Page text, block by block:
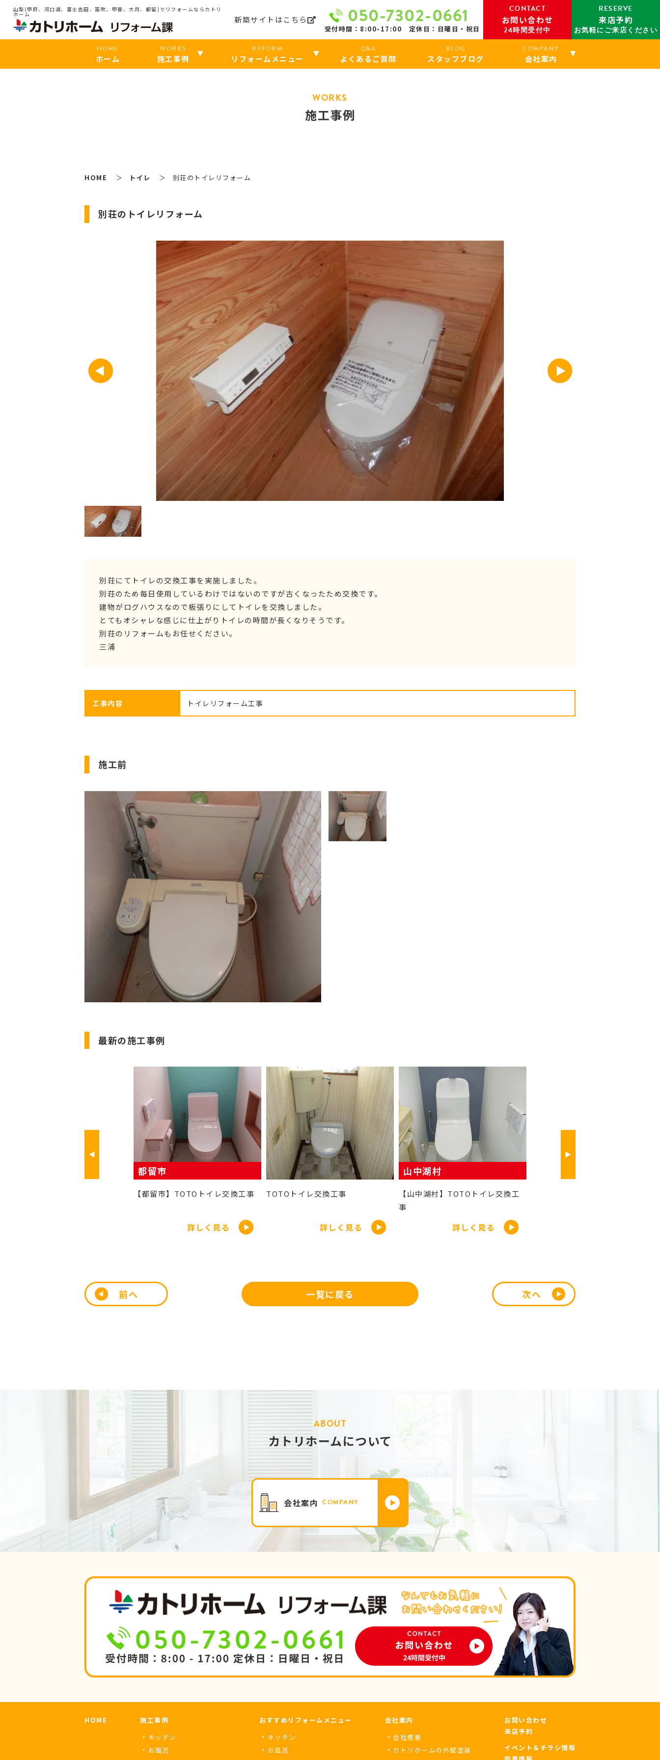
山梨(甲府、河口湖、富士吉田、笛吹、甲斐、大月、都留)でリフォームならカトリ
ホーム
新築サイトはこちら 050-7302-0661
受付時間：8:00-17:00 定休日：日曜日・祝日
CONTACT
お問い合わせ
24時間受付中
RESERVE
来店予約
お気軽にご来店ください
HOME
ホーム
WORKS
施工事例
REFORM
リフォームメニュー
Q&A
よくあるご質問
BLOG
スタッフブログ
COMPANY
会社案内
WORKS
施工事例
HOME トイレ 別荘のトイレリフォーム
別荘のトイレリフォーム
別荘にてトイレの交換工事を実施しました。
別荘のため毎日使用しているわけではないのですが古くなったため交換です。
建物がログハウスなので板張りにしてトイレを交換しました。
とてもオシャレな感じに仕上がりトイレの時間が長くなりそうです。
別荘のリフォームもお任せください。
三浦
工事内容 トイレリフォーム工事
施工前
最新の施工事例
TOTOトイレ交換工事
詳しく見る
山中湖村
【山中湖村】TOTOトイレ交換工
詳しく見る
トイレ交換工事
詳しく見る
前へ 一覧に戻る 次へ
ABOUT
カトリホームについて
会社案内 COMPANY
HOME
施工事例
キッチン
お風呂
おすすめリフォームメニュー
キッチン
お風呂
会社案内
会社概要
カトリホームの外壁塗装
お問い合わせ
来店予約
イベント＆チラシ情報